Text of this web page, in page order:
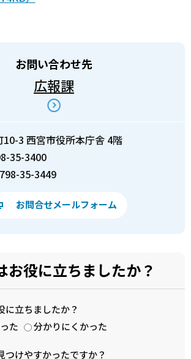
お問い合わせ先
広報課
3 西宮市役所本庁舎 4階
35-3400
35-3449
お問合せメールフォーム
お役に立ちましたか？
に立ちましたか？
た
分かりにくかった
つけやすかったですか？